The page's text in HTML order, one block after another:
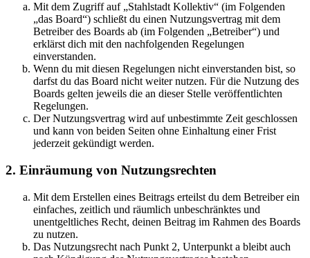
Mit dem Zugriff auf „Stahlstadt Kollektiv“ (im Folgenden
„das Board“) schließt du einen Nutzungsvertrag mit dem
Betreiber des Boards ab (im Folgenden „Betreiber“) und
erklärst dich mit den nachfolgenden Regelungen
einverstanden.
Wenn du mit diesen Regelungen nicht einverstanden bist, so
darfst du das Board nicht weiter nutzen. Für die Nutzung des
Boards gelten jeweils die an dieser Stelle veröffentlichten
Regelungen.
Der Nutzungsvertrag wird auf unbestimmte Zeit geschlossen
und kann von beiden Seiten ohne Einhaltung einer Frist
jederzeit gekündigt werden.
2. Einräumung von Nutzungsrechten
Mit dem Erstellen eines Beitrags erteilst du dem Betreiber ein
einfaches, zeitlich und räumlich unbeschränktes und
unentgeltliches Recht, deinen Beitrag im Rahmen des Boards
zu nutzen.
Das Nutzungsrecht nach Punkt 2, Unterpunkt a bleibt auch